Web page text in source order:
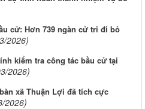
cử: Hơn 739 ngàn cử tri đi bỏ
2026)
kiểm tra công tác bầu cử tại
2026)
xã Thuận Lợi đã tích cực
2026)